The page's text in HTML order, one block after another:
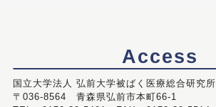
Access
国立大学法人 弘前大学被ばく医療総合研究所
〒036-8564 青森県弘前市本町66-1